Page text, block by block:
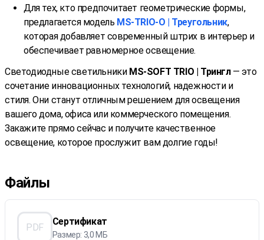
Для тех, кто предпочитает геометрические формы,
предлагается модель MS-TRIO-O | Треугольник,
которая добавляет современный штрих в интерьер и
обеспечивает равномерное освещение.
Светодиодные светильники MS-SOFT TRIO | Трингл — это
сочетание инновационных технологий, надежности и
стиля. Они станут отличным решением для освещения
вашего дома, офиса или коммерческого помещения.
Закажите прямо сейчас и получите качественное
освещение, которое прослужит вам долгие годы!
Файлы
PDF
Сертификат
Размер: 3,0 МБ